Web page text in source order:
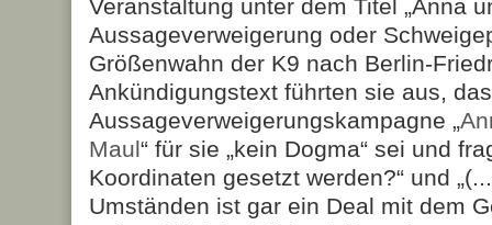
Veranstaltung unter dem Titel „Anna
Aussageverweigerung oder
Größenwahn der K9 nach Berlin-
Ankündigungstext führten sie aus,
Aussageverweigerungskampagne „
Maul“ für sie „kein Dogma“ sei und
Koordinaten gesetzt werden?“ und
Umständen ist gar ein Deal mit dem